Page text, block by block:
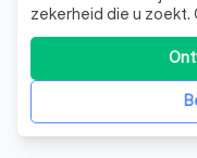
zekerheid die u zoekt.
een totaalpakket met
score sinds 2019.